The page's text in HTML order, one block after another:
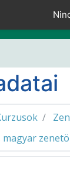
magyar